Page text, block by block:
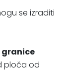
se izraditi
granice
ploča od